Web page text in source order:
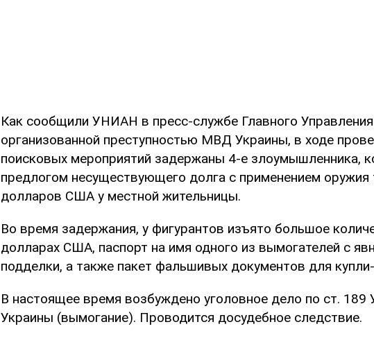
Как сообщили УНИАН в пресс-службе Главного
организованной преступностью МВД Украины, в ходе
поисковых мероприятий задержаны 4-е злоумышленника,
предлогом несуществующего долга с применением оружия
долларов США у местной жительницы.
Во время задержания, у фигурантов изъято большое
долларах США, паспорт на имя одного из вымогателей с
подделки, а также пакет фальшивых документов для
В настоящее время возбуждено уголовное дело по ст. 189
Украины (вымогание). Проводится досудебное следствие.